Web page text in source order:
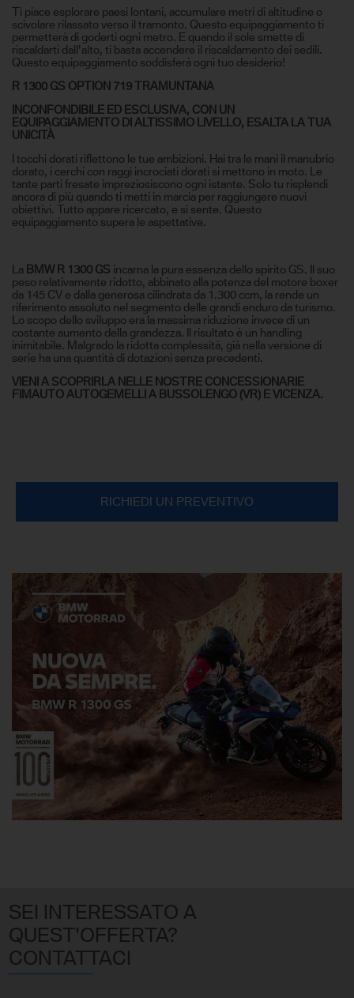
Ti piace esplorare paesi lontani, accumulare metri di altitudine o
scivolare rilassato verso il tramonto. Questo equipaggiamento ti
permetterà di goderti ogni metro. E quando il sole smette di
riscaldarti dall'alto, ti basta accendere il riscaldamento dei sedili.
Questo equipaggiamento soddisferà ogni tuo desiderio!
R 1300 GS OPTION 719 TRAMUNTANA
INCONFONDIBILE ED ESCLUSIVA, CON UN
EQUIPAGGIAMENTO DI ALTISSIMO LIVELLO, ESALTA LA TUA
UNICITÀ
I tocchi dorati riflettono le tue ambizioni. Hai tra le mani il manubrio
dorato, i cerchi con raggi incrociati dorati si mettono in moto. Le
tante parti fresate impreziosiscono ogni istante. Solo tu risplendi
ancora di più quando ti metti in marcia per raggiungere nuovi
obiettivi. Tutto appare ricercato, e si sente. Questo
equipaggiamento supera le aspettative.
La BMW R 1300 GS incarna la pura essenza dello spirito GS. Il suo
peso relativamente ridotto, abbinato alla potenza del motore boxer
da 145 CV e dalla generosa cilindrata da 1.300 ccm, la rende un
riferimento assoluto nel segmento delle grandi enduro da turismo.
Lo scopo dello sviluppo era la massima riduzione invece di un
costante aumento della grandezza. Il risultato è un handling
inimitabile. Malgrado la ridotta complessità, già nella versione di
serie ha una quantità di dotazioni senza precedenti.
VIENI A SCOPRIRLA NELLE NOSTRE CONCESSIONARIE
FIMAUTO AUTOGEMELLI A BUSSOLENGO (VR) E VICENZA.
RICHIEDI UN PREVENTIVO
SEI INTERESSATO A
QUEST'OFFERTA?
CONTATTACI